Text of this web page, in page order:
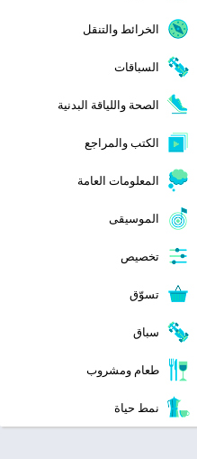
الخرائط والتنقل
السباقات
الصحة واللياقة البدنية
الكتب والمراجع
المعلومات العامة
الموسيقى
تخصيص
تسوّق
سباق
طعام ومشروب
نمط حياة